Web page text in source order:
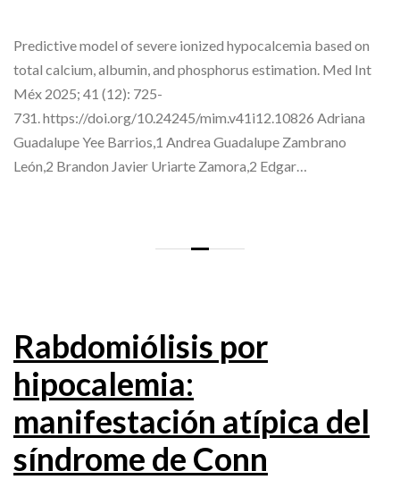
Predictive model of severe ionized hypocalcemia based on
total calcium, albumin, and phosphorus estimation. Med Int
Méx 2025; 41 (12): 725-
731. https://doi.org/10.24245/mim.v41i12.10826 Adriana
Guadalupe Yee Barrios,1 Andrea Guadalupe Zambrano
León,2 Brandon Javier Uriarte Zamora,2 Edgar…
Rabdomiólisis por
hipocalemia:
manifestación atípica del
síndrome de Conn